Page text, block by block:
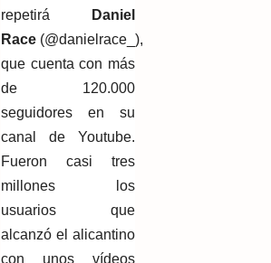
repetirá
Daniel
Race (@danielrace_),
que cuenta con más
de 120.000
seguidores en su
canal de Youtube.
Fueron casi tres
millones los
usuarios que
alcanzó el alicantino
con unos vídeos